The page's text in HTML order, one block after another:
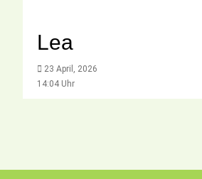
Lea
23 April, 2026
14:04 Uhr